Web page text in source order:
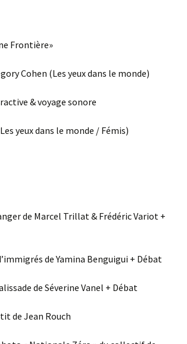
Frontière»
Cohen (Les yeux dans le monde)
& voyage sonore
yeux dans le monde / Fémis)
de Marcel Trillat & Frédéric Variot +
de Yamina Benguigui + Débat
de Séverine Vanel + Débat
de Jean Rouch